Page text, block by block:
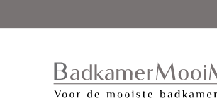
direct
inhoud